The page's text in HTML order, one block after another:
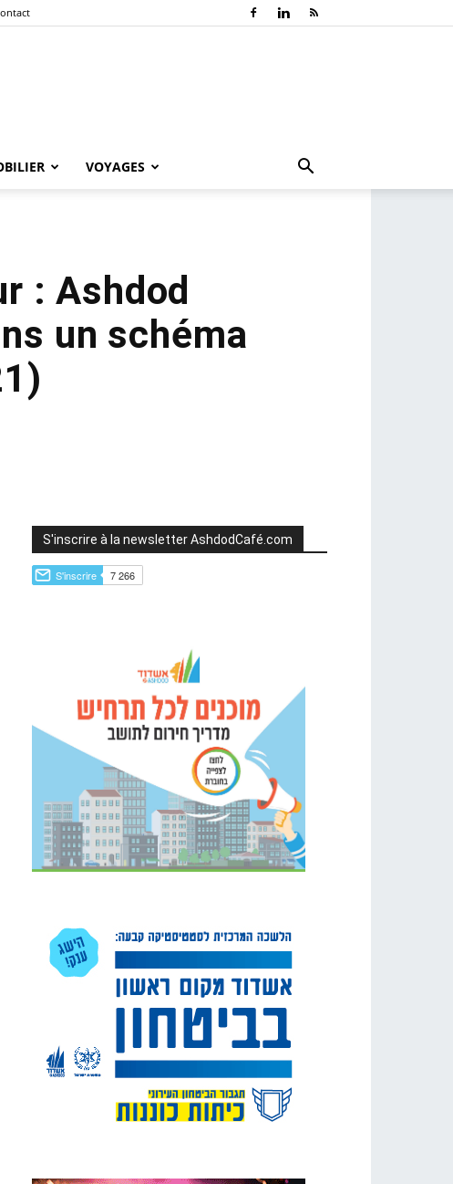
VOYAGES
: Ashdod
un schéma
S'inscrire à la newsletter AshdodCafé.com